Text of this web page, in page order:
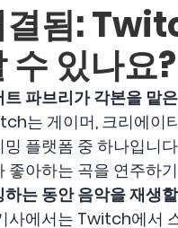
됨:
수 있나요?
트 파브리가 각본을 맡
는 게이머, 크리에이
밍 플랫폼 중 하나입니
좋아하는 곡을 연주하
하는 동안 음악을 재생
사에서는 Twitch에서